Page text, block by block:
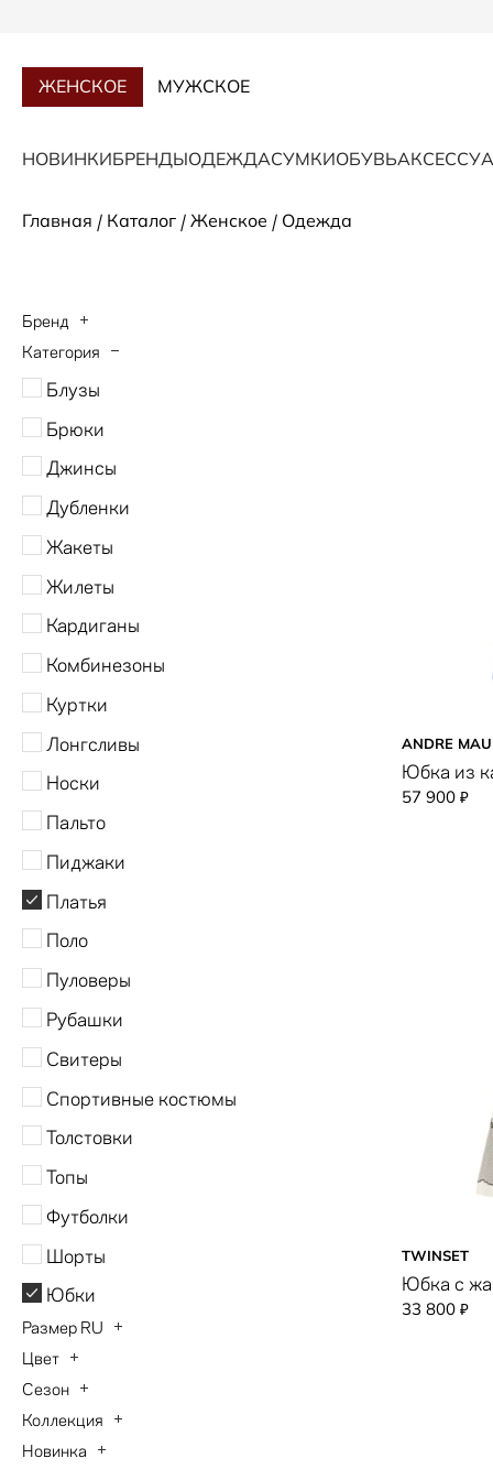
ЖЕНСКОЕ МУЖСКОЕ
НОВИНКИБРЕНДЫОДЕЖДАСУМКИОБУВЬ
Главная / Каталог / Женское / Одежда
Бренд
ANDRE MAURICE
BOGNER
ESCADA
HUGO BOSS
LUISA CERANO
MARIONFASHION
Paul Shark
RIANI
TWENTYFOURHAITCH
TWINSET
Категория
Блузы
Брюки
Джинсы
Дубленки
Жакеты
Жилеты
Кардиганы
Комбинезоны
Куртки
Лонгсливы
Носки
Пальто
Пиджаки
Платья
Поло
Пуловеры
Рубашки
Свитеры
Спортивные костюмы
Толстовки
Топы
Футболки
Шорты
Юбки
Размер RU
40
42
44
Цвет
бежевый
белый
Сезон
Осень-Зима 2026
Весна-Лето 2026
Коллекция
Bogner Fashion
Новинка
ANDRE
Юбка из
57 900 ₽
TWINSET
Юбка с
33 800 ₽